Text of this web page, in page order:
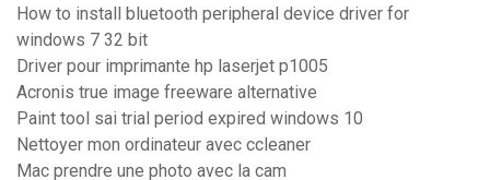
How to install bluetooth peripheral device driver for
windows 7 32 bit
Driver pour imprimante hp laserjet p1005
Acronis true image freeware alternative
Paint tool sai trial period expired windows 10
Nettoyer mon ordinateur avec ccleaner
Mac prendre une photo avec la cam